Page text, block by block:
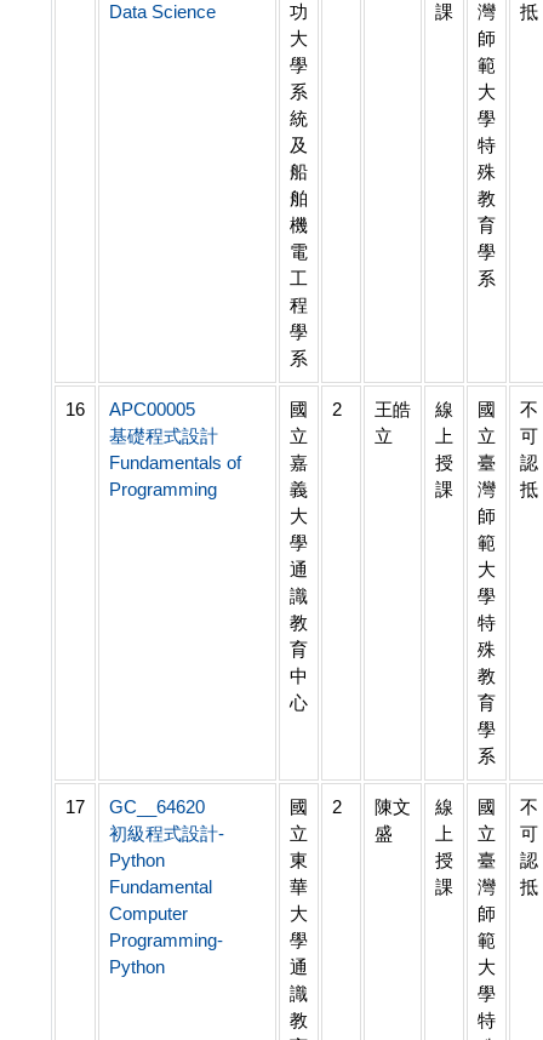
Data Science
功
大
學
系
統
及
船
舶
機
電
工
程
學
系
課
灣
師
範
大
學
特
殊
教
育
學
系
抵
16
APC00005
基礎程式設計
Fundamentals of
Programming
國
立
嘉
義
大
學
通
識
教
育
中
心
2
王皓
立
線
上
授
課
國
立
臺
灣
師
範
大
學
特
殊
教
育
學
系
不
可
認
抵
17
GC__64620
初級程式設計-
Python
Fundamental
Computer
Programming-
Python
國
立
東
華
大
學
通
識
教
2
陳文
盛
線
上
授
課
國
立
臺
灣
師
範
大
學
特
不
可
認
抵